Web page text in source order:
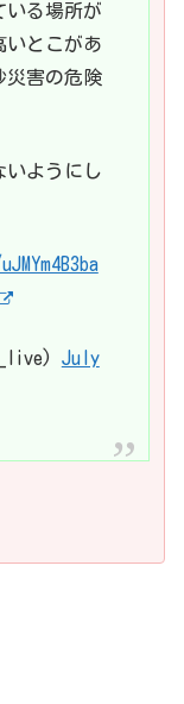
いる場所が
いとこがあ
災害の危険
いようにし
July